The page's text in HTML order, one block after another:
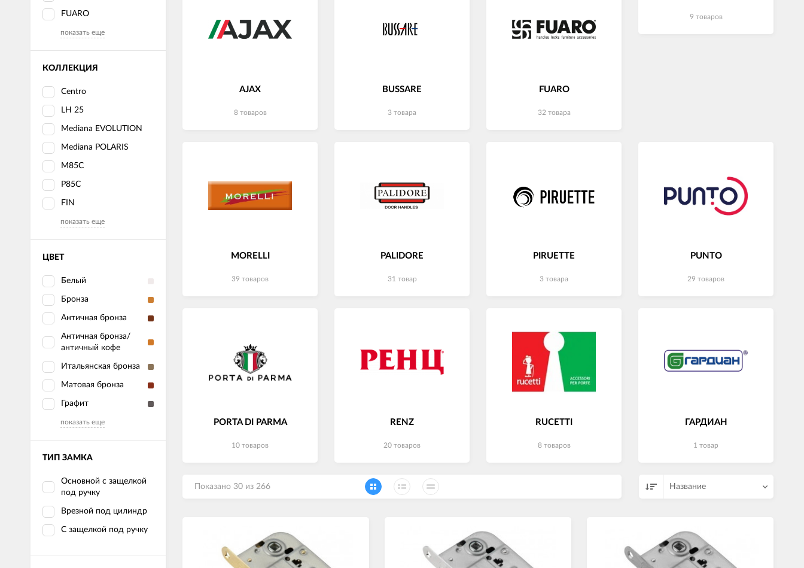
FUARO
показать еще
КОЛЛЕКЦИЯ
Centro
LH 25
Mediana EVOLUTION
Mediana POLARIS
M85C
P85C
FIN
показать еще
ЦВЕТ
Белый
Бронза
Античная бронза
Античная бронза/
античный кофе
Итальянская бронза
Матовая бронза
Графит
показать еще
ТИП ЗАМКА
Основной с защелкой
под ручку
Врезной под цилиндр
С защелкой под ручку
AJAX
8 товаров
BUSSARE
3 товара
FUARO
32 товара
9 товаров
MORELLI
39 товаров
PALIDORE
31 товар
PIRUETTE
3 товара
PUNTO
29 товаров
PORTA DI PARMA
10 товаров
RENZ
20 товаров
RUCETTI
8 товаров
ГАРДИАН
1 товар
Показано 30 из 266 Название